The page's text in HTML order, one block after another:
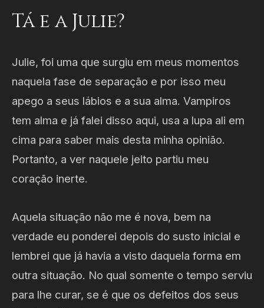
Tá e a Julie?
Julie, foi uma que surgiu em meus momentos
naquela fase de separação e por isso meu
apego a seus lábios e a sua alma. Vampiros
tem alma e já falei disso aqui, usa a lupa ali em
cima para saber mais desta minha opinião.
Portanto, a ver naquele jeito partiu meu
coração inerte.
Aquela situação não me é nova, bem na
verdade eu ponderei depois do susto inicial e
lembrei que já havia a visto daquela forma em
outra situação. No qual somente o tempo serviu
para lhe curar, se é que os defeitos dos seus